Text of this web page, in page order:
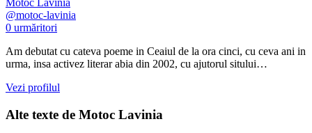
Motoc Lavinia
@motoc-lavinia
0 urmăritori
Am debutat cu cateva poeme in Ceaiul de la ora cinci, cu ceva ani in
urma, insa activez literar abia din 2002, cu ajutorul sitului…
Vezi profilul
Alte texte de Motoc Lavinia